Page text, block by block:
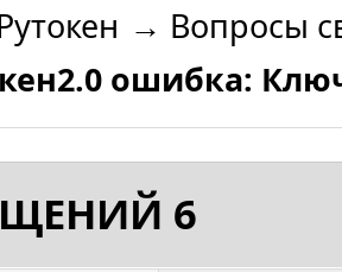
→ Вопросы
ошибка:
6